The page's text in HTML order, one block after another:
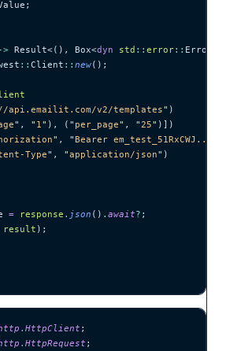
-> Result<(), Box<dyn std :: error::
:: Client :: new();
api.emailit.com/v2/templates" )
" , " 1 " ), ( " per_page" , "25" )])
" , "Bearer
Type" , "application/json" )
= response . json () . await? ;
result );
. HttpClient ;
. HttpRequest ;